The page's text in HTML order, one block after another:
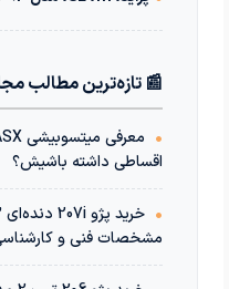
📰 تازه‌ترین مطالب
•
اقساطی داشته باشیش؟
•
مشخصات فنی و